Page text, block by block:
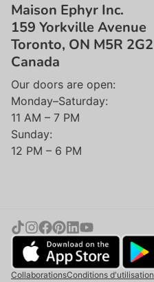
Maison Ephyr Inc.
159 Yorkville Avenue
Toronto, ON M5R 2G2
Canada
Our doors are open:
Monday–Saturday:
11 AM – 7 PM
Sunday:
12 PM – 6 PM
CollaborationsConditions d'utilisation